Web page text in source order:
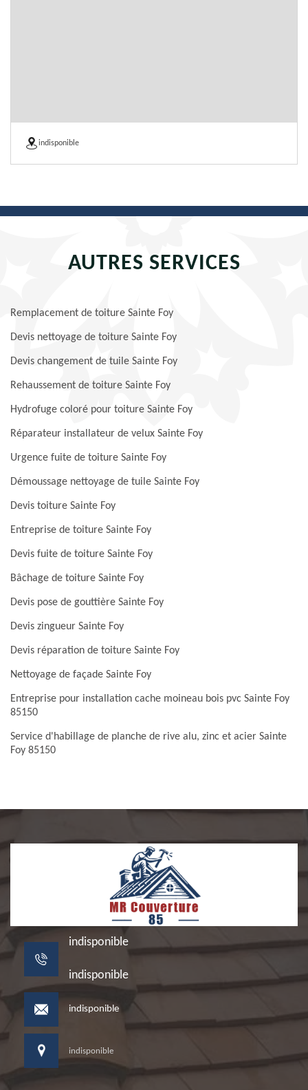
indisponible
AUTRES SERVICES
Remplacement de toiture Sainte Foy
Devis nettoyage de toiture Sainte Foy
Devis changement de tuile Sainte Foy
Rehaussement de toiture Sainte Foy
Hydrofuge coloré pour toiture Sainte Foy
Réparateur installateur de velux Sainte Foy
Urgence fuite de toiture Sainte Foy
Démoussage nettoyage de tuile Sainte Foy
Devis toiture Sainte Foy
Entreprise de toiture Sainte Foy
Devis fuite de toiture Sainte Foy
Bâchage de toiture Sainte Foy
Devis pose de gouttière Sainte Foy
Devis zingueur Sainte Foy
Devis réparation de toiture Sainte Foy
Nettoyage de façade Sainte Foy
Entreprise pour installation cache moineau bois pvc Sainte Foy
85150
Service d'habillage de planche de rive alu, zinc et acier Sainte
Foy 85150
indisponible
indisponible
indisponible
indisponible